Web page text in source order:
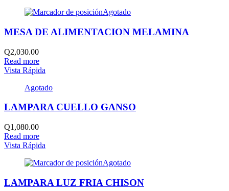
Agotado
MESA DE ALIMENTACION MELAMINA
Q2,030.00
Read more
Vista Rápida
Agotado
LAMPARA CUELLO GANSO
Q1,080.00
Read more
Vista Rápida
Agotado
LAMPARA LUZ FRIA CHISON